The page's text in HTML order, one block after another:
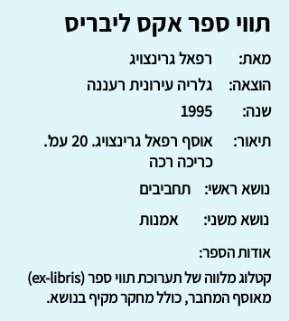
תווי ספר אקס ליבריס
רפאל גרינצויג
מאת:
גלריה עירונית רעננה
הוצאה:
1995
שנה:
אוסף רפאל גרינצויג. 20 עמ'.
כריכה רכה
תיאור:
תחביבים
נושא ראשי:
אמנות
נושא משני:
אודות הספר:
קטלוג מלווה של תערוכת תווי ספר (ex-libris)
מאוסף המחבר, כולל מחקר מקיף בנושא.